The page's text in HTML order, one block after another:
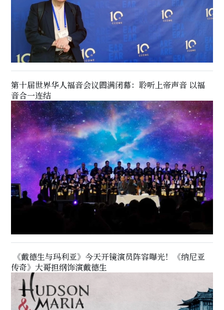
第十届世界华人福音会议圆满闭幕：聆听上帝声音 以福
音合一连结
《戴德生与玛利亚》今天开镜演员阵容曝光！《纳尼亚
传奇》大哥担纲饰演戴德生